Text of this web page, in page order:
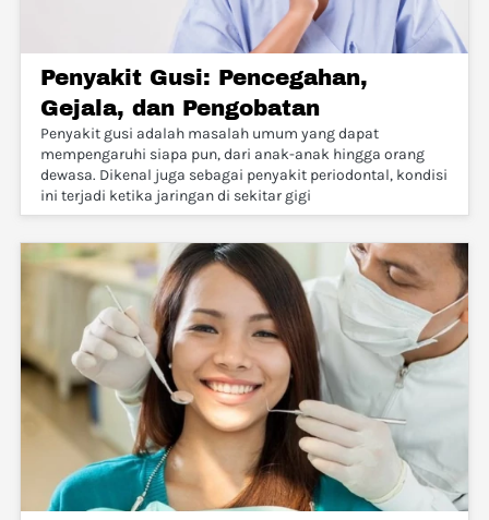
Penyakit Gusi: Pencegahan,
Gejala, dan Pengobatan
Penyakit gusi adalah masalah umum yang dapat
mempengaruhi siapa pun, dari anak-anak hingga orang
dewasa. Dikenal juga sebagai penyakit periodontal, kondisi
ini terjadi ketika jaringan di sekitar gigi